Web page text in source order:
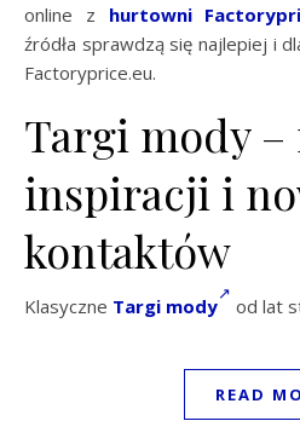
online z hurtowni
źródła sprawdzą się najlepiej i
Factoryprice.eu.
Targi mody –
inspiracji i
kontaktów
Klasyczne Targi mody od lat
READ